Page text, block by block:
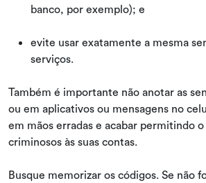
banco, por exemplo); e
evite usar exatamente a mesma
serviços.
Também é importante não anotar as
ou em aplicativos ou mensagens no
em mãos erradas e acabar permitindo o
criminosos às suas contas.
Busque memorizar os códigos. Se não